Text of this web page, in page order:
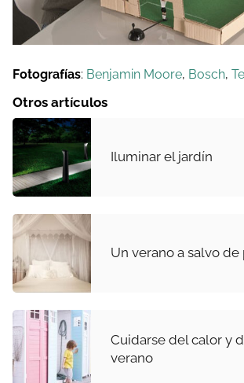
Fotografías: Benjamin Moore, Bosch,
Otros artículos
Iluminar el jardín
Un verano a salvo de
Cuidarse del calor y
verano